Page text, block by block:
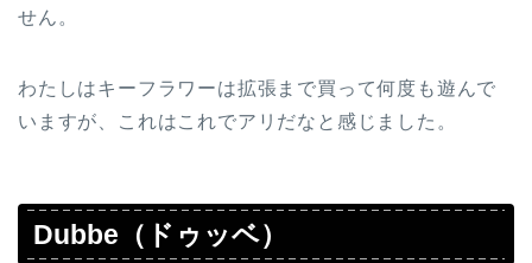
せん。
わたしはキーフラワーは拡張まで買って何度も遊んで
いますが、これはこれでアリだなと感じました。
Dubbe（ドゥッベ）